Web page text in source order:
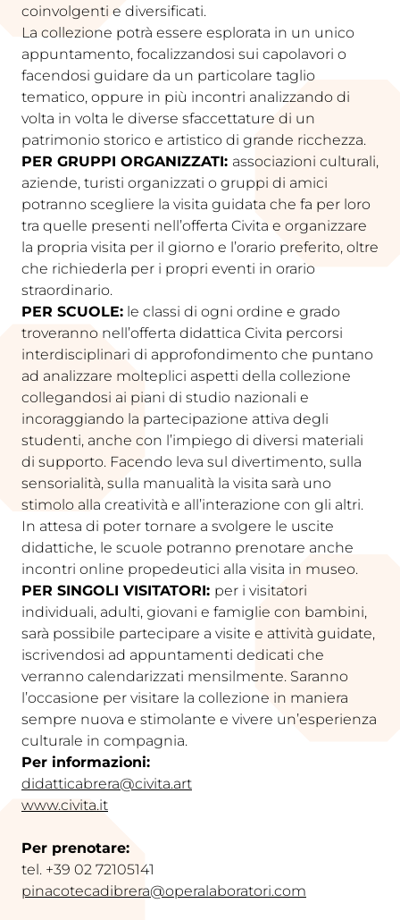
coinvolgenti e diversificati.
La collezione potrà essere esplorata in un unico
appuntamento, focalizzandosi sui capolavori o
facendosi guidare da un particolare taglio
tematico, oppure in più incontri analizzando di
volta in volta le diverse sfaccettature di un
patrimonio storico e artistico di grande ricchezza.
PER GRUPPI ORGANIZZATI: associazioni culturali,
aziende, turisti organizzati o gruppi di amici
potranno scegliere la visita guidata che fa per loro
tra quelle presenti nell’offerta Civita e organizzare
la propria visita per il giorno e l’orario preferito, oltre
che richiederla per i propri eventi in orario
straordinario.
PER SCUOLE: le classi di ogni ordine e grado
troveranno nell’offerta didattica Civita percorsi
interdisciplinari di approfondimento che puntano
ad analizzare molteplici aspetti della collezione
collegandosi ai piani di studio nazionali e
incoraggiando la partecipazione attiva degli
studenti, anche con l’impiego di diversi materiali
di supporto. Facendo leva sul divertimento, sulla
sensorialità, sulla manualità la visita sarà uno
stimolo alla creatività e all’interazione con gli altri.
In attesa di poter tornare a svolgere le uscite
didattiche, le scuole potranno prenotare anche
incontri online propedeutici alla visita in museo.
PER SINGOLI VISITATORI: per i visitatori
individuali, adulti, giovani e famiglie con bambini,
sarà possibile partecipare a visite e attività guidate,
iscrivendosi ad appuntamenti dedicati che
verranno calendarizzati mensilmente. Saranno
l’occasione per visitare la collezione in maniera
sempre nuova e stimolante e vivere un’esperienza
culturale in compagnia.
Per informazioni:
didatticabrera@civita.art
www.civita.it
Per prenotare:
tel. +39 02 72105141
pinacotecadibrera@operalaboratori.com